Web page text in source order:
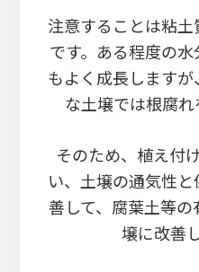
注意することは粘
です。ある程度の
もよく成長します
な土壌では根腐れ
そのため、植え付
い、土壌の通気性
善して、腐葉土等
壌に改善